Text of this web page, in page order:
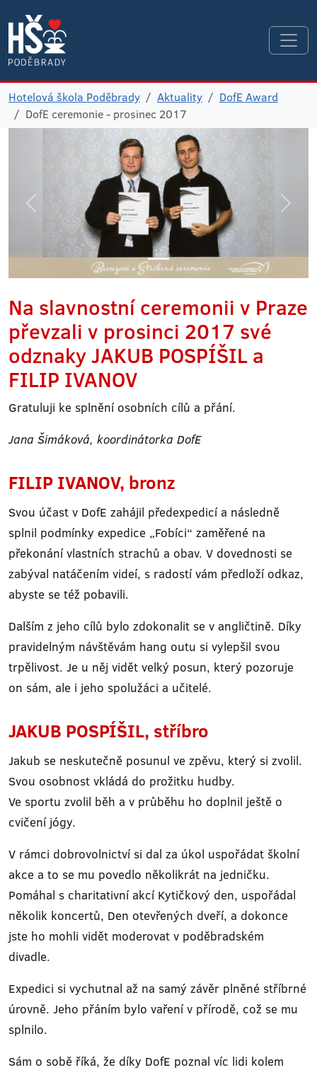
Hotelová škola Poděbrady Aktuality
DofE Award
DofE ceremonie - prosinec 2017
Na slavnostní ceremonii v Praze
převzali v prosinci 2017 své
odznaky JAKUB POSPÍŠIL a
FILIP IVANOV
Gratuluji ke splnění osobních cílů a přání.
Jana Šimáková, koordinátorka DofE
FILIP IVANOV, bronz
Svou účast v DofE zahájil předexpedicí a následně
splnil podmínky expedice „Fobíci“ zaměřené na
překonání vlastních strachů a obav. V dovednosti se
zabýval natáčením videí, s radostí vám předloží odkaz,
abyste se též pobavili.
Dalším z jeho cílů bylo zdokonalit se v angličtině. Díky
pravidelným návštěvám hang outu si vylepšil svou
trpělivost. Je u něj vidět velký posun, který pozoruje
on sám, ale i jeho spolužáci a učitelé.
JAKUB POSPÍŠIL, stříbro
Jakub se neskutečně posunul ve zpěvu, který si zvolil.
Svou osobnost vkládá do prožitku hudby.
Ve sportu zvolil běh a v průběhu ho doplnil ještě o
cvičení jógy.
V rámci dobrovolnictví si dal za úkol uspořádat školní
akce a to se mu povedlo několikrát na jedničku.
Pomáhal s charitativní akcí Kytičkový den, uspořádal
několik koncertů, Den otevřených dveří, a dokonce
jste ho mohli vidět moderovat v poděbradském
divadle.
Expedici si vychutnal až na samý závěr plněné stříbrné
úrovně. Jeho přáním bylo vaření v přírodě, což se mu
splnilo.
Sám o sobě říká, že díky DofE poznal víc lidi kolem